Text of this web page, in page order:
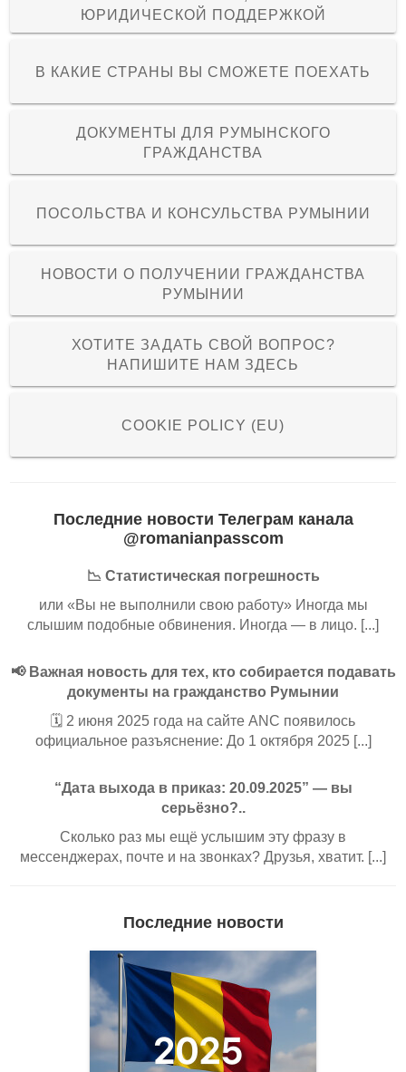
ЮРИДИЧЕСКОЙ ПОДДЕРЖКОЙ
В КАКИЕ СТРАНЫ ВЫ СМОЖЕТЕ ПОЕХАТЬ
ДОКУМЕНТЫ ДЛЯ РУМЫНСКОГО
ГРАЖДАНСТВА
ПОСОЛЬСТВА И КОНСУЛЬСТВА РУМЫНИИ
НОВОСТИ О ПОЛУЧЕНИИ ГРАЖДАНСТВА
РУМЫНИИ
ХОТИТЕ ЗАДАТЬ СВОЙ ВОПРОС?
НАПИШИТЕ НАМ ЗДЕСЬ
COOKIE POLICY (EU)
Последние новости Телеграм канала
@romanianpasscom
📉 Статистическая погрешность
или «Вы не выполнили свою работу» Иногда мы
слышим подобные обвинения. Иногда — в лицо. [...]
📢 Важная новость для тех, кто собирается подавать
документы на гражданство Румынии
🗓️ 2 июня 2025 года на сайте ANC появилось
официальное разъяснение: До 1 октября 2025 [...]
“Дата выхода в приказ: 20.09.2025” — вы
серьёзно?..
Сколько раз мы ещё услышим эту фразу в
мессенджерах, почте и на звонках? Друзья, хватит. [...]
Последние новости